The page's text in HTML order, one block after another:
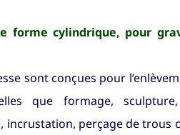
forme cylindrique, pour
sont conçues pour
que formage,
incrustation, perçage de trous